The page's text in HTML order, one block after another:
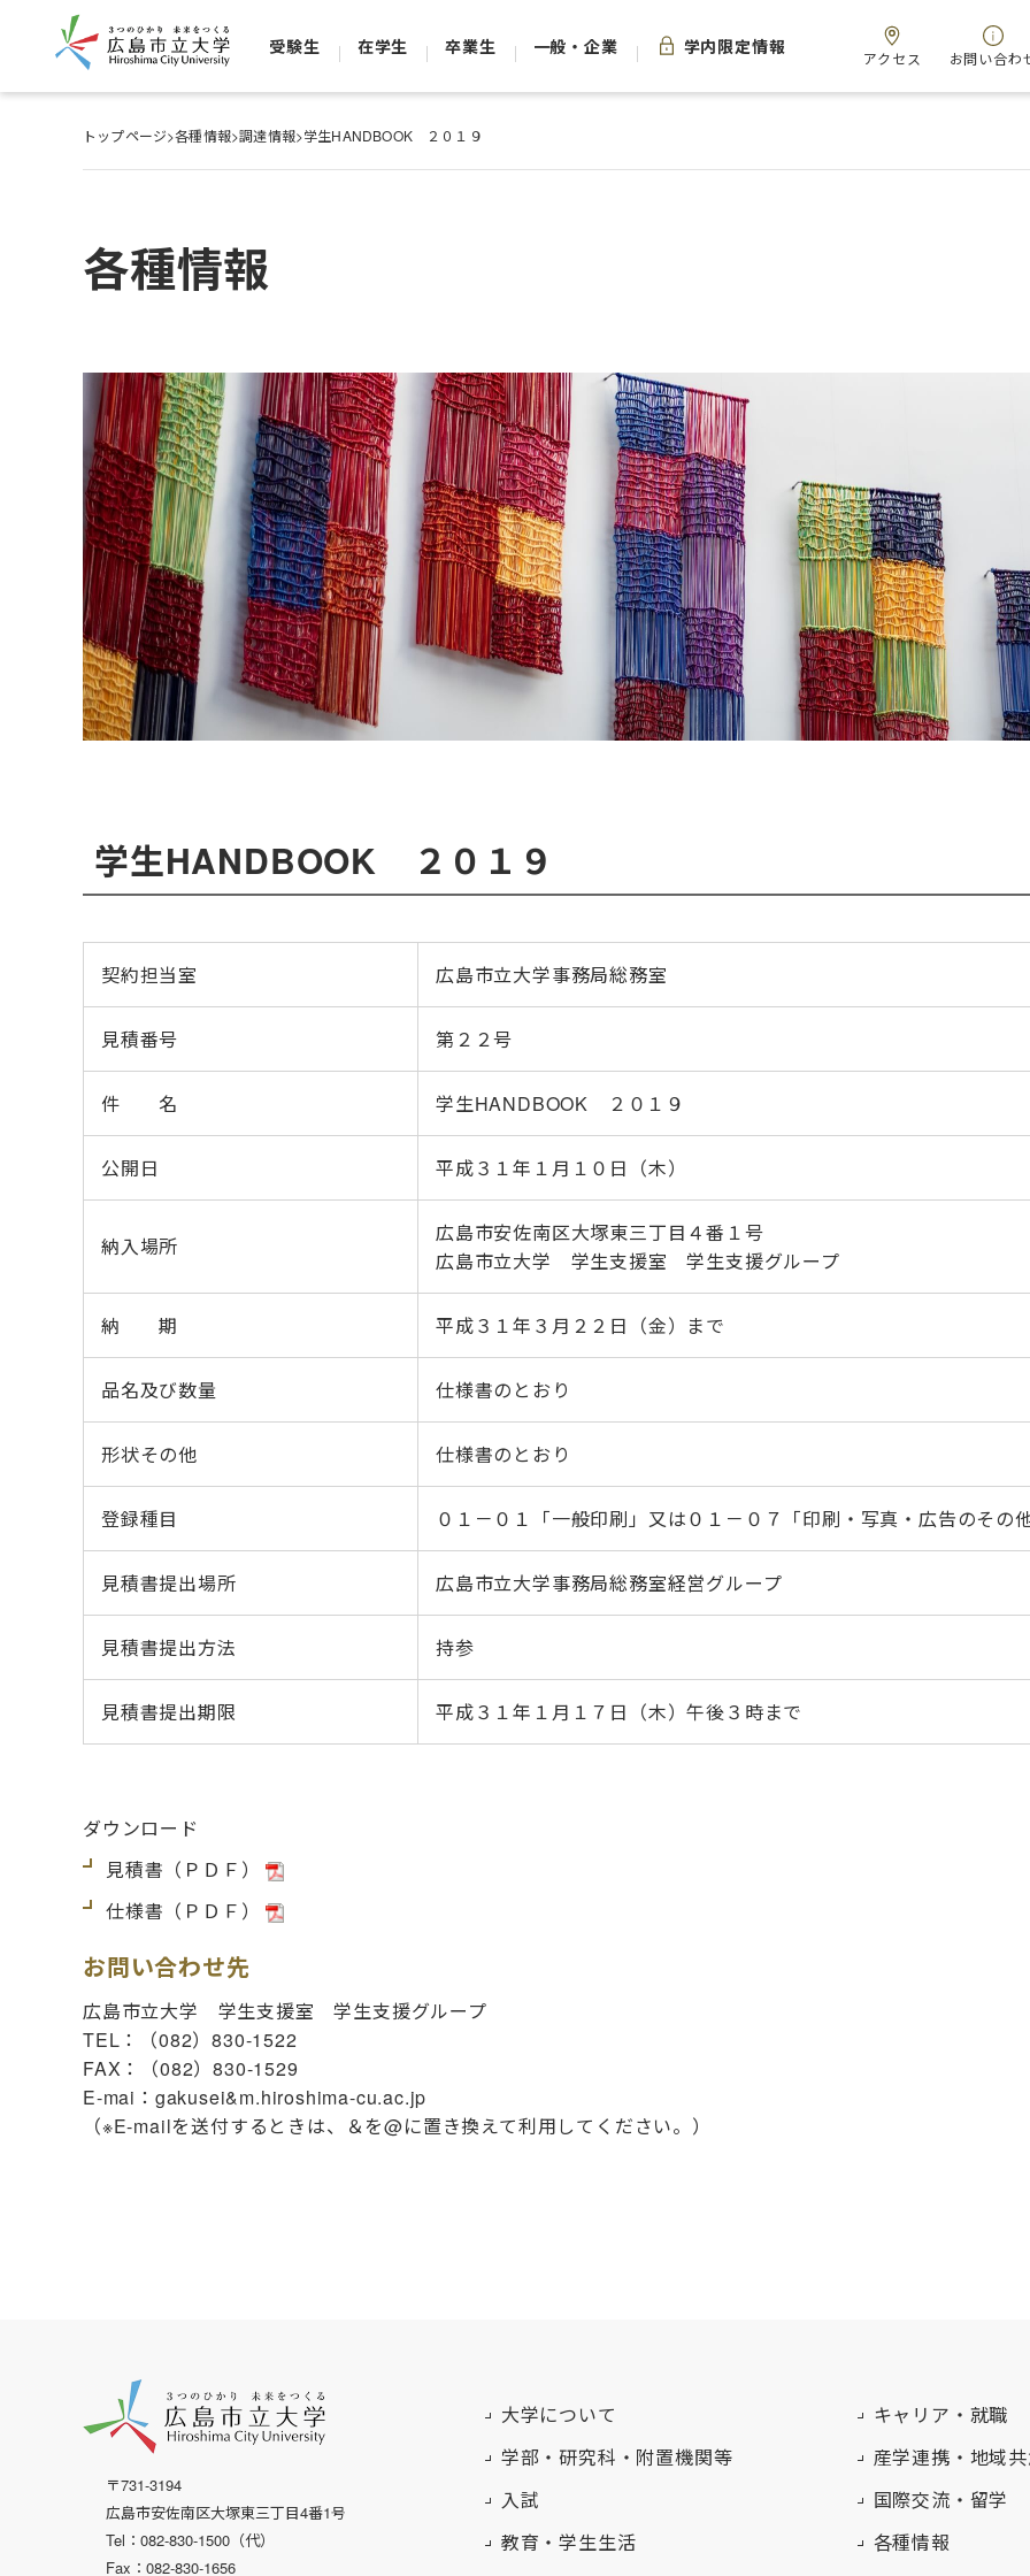
受験生 在学生 卒業生 一般・企業 学内限定情報
アクセス お問い合わ
トップページ>各種情報>調達情報>学生HANDBOOK ２０１９
各種情報
学生HANDBOOK ２０１９
契約担当室 広島市立大学事務局総務室
見積番号 第２２号
件 名 学生HANDBOOK ２０１９
公開日 平成３１年１月１０日（木）
納入場所
広島市安佐南区大塚東三丁目４番１号
広島市立大学 学生支援室 学生支援グループ
納 期 平成３１年３月２２日（金）まで
品名及び数量 仕様書のとおり
形状その他 仕様書のとおり
登録種目 ０１－０１「一般印刷」又は０１－０７「印刷・写真・広告のその
見積書提出場所 広島市立大学事務局総務室経営グループ
見積書提出方法 持参
見積書提出期限 平成３１年１月１７日（木）午後３時まで
ダウンロード
見積書（ＰＤＦ）
仕様書（ＰＤＦ）
お問い合わせ先
広島市立大学 学生支援室 学生支援グループ
TEL：（082）830-1522
FAX：（082）830-1529
E-mai：gakusei&m.hiroshima-cu.ac.jp
（※E-mailを送付するときは、＆を@に置き換えて利用してください。）
〒731-3194
広島市安佐南区大塚東三丁目4番1号
Tel：082-830-1500（代）
Fax：082-830-1656
大学について
学部・研究科・附置機関等
入試
教育・学生生活
キャリア・就職
産学連携・地域
国際交流・留学
各種情報